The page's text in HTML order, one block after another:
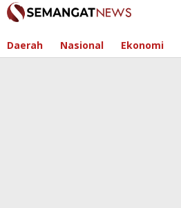
Skip
to
Daerah Nasional Ekonomi